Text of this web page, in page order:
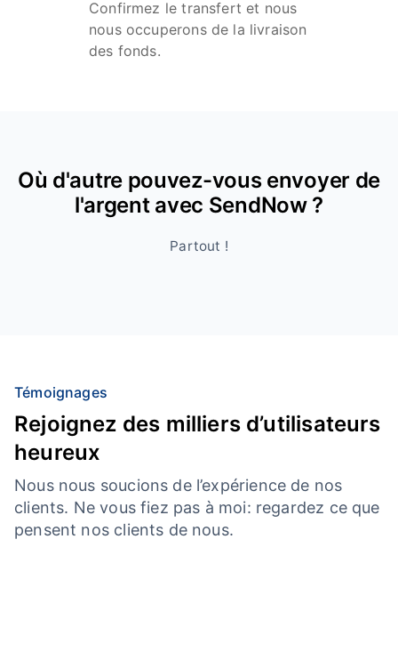
Confirmez le transfert et nous
nous occuperons de la livraison
des fonds.
Où d'autre pouvez-vous envoyer de
l'argent avec SendNow ?
Partout !
Témoignages
Rejoignez des milliers d’utilisateurs
heureux
Nous nous soucions de l’expérience de nos
clients. Ne vous fiez pas à moi: regardez ce que
pensent nos clients de nous.